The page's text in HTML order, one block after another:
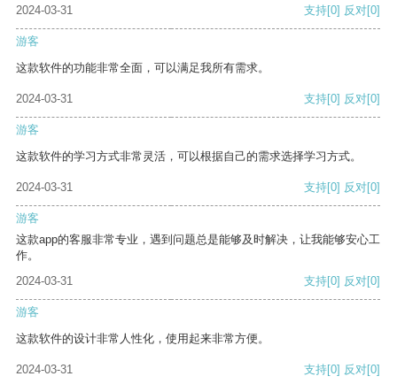
2024-03-31 支持[0] 反对[0]
游客
这款软件的功能非常全面，可以满足我所有需求。
2024-03-31 支持[0] 反对[0]
游客
这款软件的学习方式非常灵活，可以根据自己的需求选择学习方式。
2024-03-31 支持[0] 反对[0]
游客
这款app的客服非常专业，遇到问题总是能够及时解决，让我能够安心工
作。
2024-03-31
支持[0] 反对[0]
游客
这款软件的设计非常人性化，使用起来非常方便。
2024-03-31 支持[0] 反对[0]